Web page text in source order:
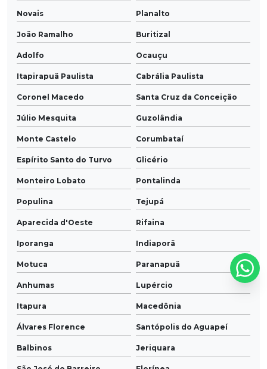
Novais Planalto
João Ramalho Buritizal
Adolfo Ocauçu
Itapirapuã Paulista Cabrália Paulista
Coronel Macedo Santa Cruz da Conceição
Júlio Mesquita Guzolândia
Monte Castelo Corumbataí
Espírito Santo do Turvo Glicério
Monteiro Lobato Pontalinda
Populina Tejupá
Aparecida d'Oeste Rifaina
Iporanga Indiaporã
Motuca Paranapuã
Anhumas Lupércio
Itapura Macedônia
Álvares Florence Santópolis do Aguapeí
Balbinos Jeriquara